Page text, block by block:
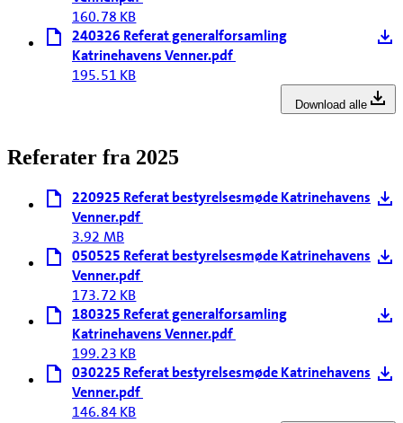
160.78 KB
240326 Referat generalforsamling
Katrinehavens Venner.pdf
195.51 KB
Download alle
Referater fra 2025
220925 Referat bestyrelsesmøde Katrinehavens
Venner.pdf
3.92 MB
050525 Referat bestyrelsesmøde Katrinehavens
Venner.pdf
173.72 KB
180325 Referat generalforsamling
Katrinehavens Venner.pdf
199.23 KB
030225 Referat bestyrelsesmøde Katrinehavens
Venner.pdf
146.84 KB